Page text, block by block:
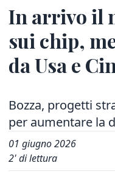
In arrivo il
sui chip,
da Usa e
Bozza, progetti
per aumentare la
01 giugno 2026
2' di lettura